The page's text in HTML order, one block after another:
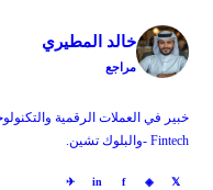
خالد المطيري
مراجع
خبير في العملات الرقمية
Fintech -والبلوك تشين.
𝕏
◈
f
in
✈